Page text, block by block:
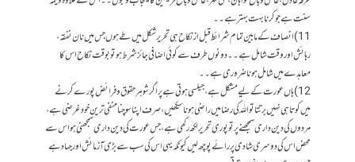
سنت ہے جو کرنا بہت بہتر ہے۔۔
11) انصاف کے مابین تمام شرائط قبل از نکاح ہی تحریر شکل میں طے ہوں جس میں نان نفقہ،
رہائش اور وقت شامل ہے۔۔ دونوں طرف سے کوئی اضافی جائز شرط ہو تو بوقت نکاح اس کا
معاہدے میں شامل ہونا ضروری ہے۔۔
12) ہاں عورت کے لیے مشکل ہے، جیلسی ہوتی ہے پر اگر شوہر حقوق و فرائض پورے کرنے
میں کوتاہی نہیں برتتا تو اللہ کی رضا میں راضی ہونا سیکھیں، صرف اپنا سوچنا منفی ترین خود غرضی ہے،
مردوں کی دین داری سمجھنے پر تو پوری تحریر لکھ رکھی ہے، جس عورت کی دین داری سمجھنی ہو اس سے
محض اس کی دوسری شادی پر رائے پوچھ لیں کیونکہ یہی اس کی سب سے بڑی آزمائش اور جـہاد ہے